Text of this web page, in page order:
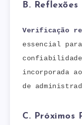
B. Reflexões
Verificação
essencial
incorporada
de
C. Próximos